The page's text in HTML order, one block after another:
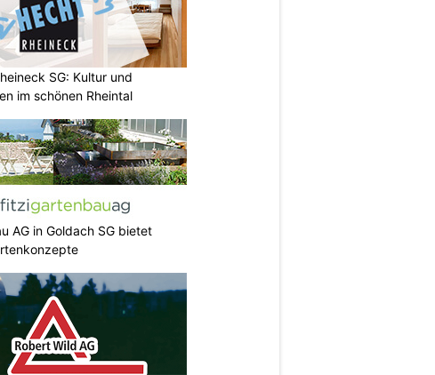
SG: Kultur und
im schönen Rheintal
AG in Goldach SG bietet